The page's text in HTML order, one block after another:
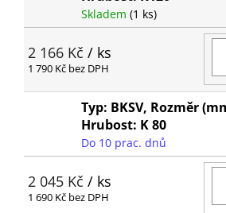
Skladem (1 ks)
2 166 Kč / ks
1 790 Kč bez DPH
Typ: BKSV, Rozměr
Hrubost: K 80
Do 10 prac. dnů
2 045 Kč / ks
1 690 Kč bez DPH